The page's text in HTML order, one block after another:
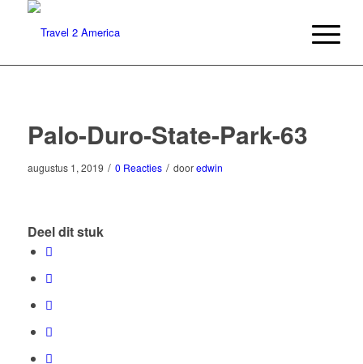
Palo-Duro-State-Park-63
augustus 1, 2019 / 0 Reacties / dooredwin
Deel dit stuk